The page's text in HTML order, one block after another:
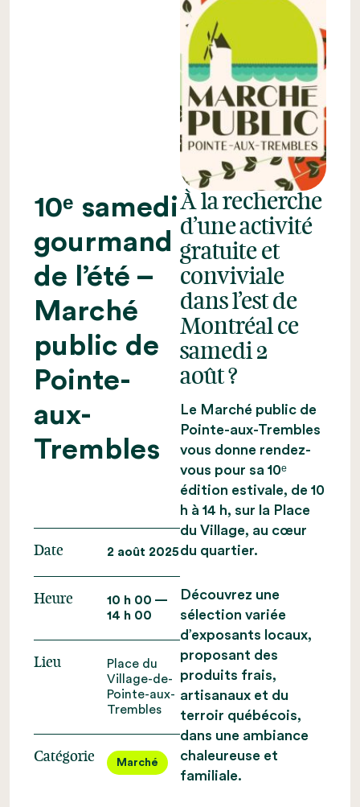
10ᵉ samedi
gourmand
de l’été –
Marché
public de
Pointe-
aux-
Trembles
Date 2 août 2025
Heure
10 h 00 —
14 h 00
Lieu
Place du
Village-de-
Pointe-aux-
Trembles
Catégorie Marché
À la recherche
d’une activité
gratuite et
conviviale
dans l’est de
Montréal ce
samedi 2
août ?
Le Marché public de
Pointe-aux-Trembles
vous donne rendez-
vous pour sa 10ᵉ
édition estivale, de 10
h à 14 h, sur la Place
du Village, au cœur
du quartier.
Découvrez une
sélection variée
d’exposants locaux,
proposant des
produits frais,
artisanaux et du
terroir québécois,
dans une ambiance
chaleureuse et
familiale.